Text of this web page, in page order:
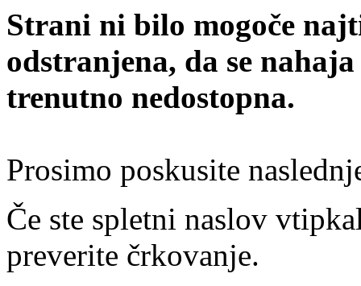
Strani ni bilo mogoče
odstranjena, da se
trenutno nedostopna.
Prosimo poskusite
Če ste spletni naslov
preverite črkovanje.